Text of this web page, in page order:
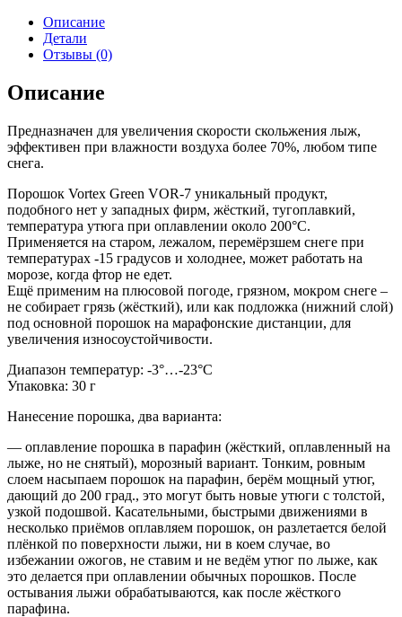
Описание
Детали
Отзывы (0)
Описание
Предназначен для увеличения скорости скольжения лыж,
эффективен при влажности воздуха более 70%, любом типе
снега.
Порошок Vortex Green VOR-7 уникальный продукт,
подобного нет у западных фирм, жёсткий, тугоплавкий,
температура утюга при оплавлении около 200°C.
Применяется на старом, лежалом, перемёрзшем снеге при
температурах -15 градусов и холоднее, может работать на
морозе, когда фтор не едет.
Ещё применим на плюсовой погоде, грязном, мокром снеге –
не собирает грязь (жёсткий), или как подложка (нижний слой)
под основной порошок на марафонские дистанции, для
увеличения износоустойчивости.
Диапазон температур: -3°…-23°C
Упаковка: 30 г
Нанесение порошка, два варианта:
— оплавление порошка в парафин (жёсткий, оплавленный на
лыже, но не снятый), морозный вариант. Тонким, ровным
слоем насыпаем порошок на парафин, берём мощный утюг,
дающий до 200 град., это могут быть новые утюги с толстой,
узкой подошвой. Касательными, быстрыми движениями в
несколько приёмов оплавляем порошок, он разлетается белой
плёнкой по поверхности лыжи, ни в коем случае, во
избежании ожогов, не ставим и не ведём утюг по лыже, как
это делается при оплавлении обычных порошков. После
остывания лыжи обрабатываются, как после жёсткого
парафина.